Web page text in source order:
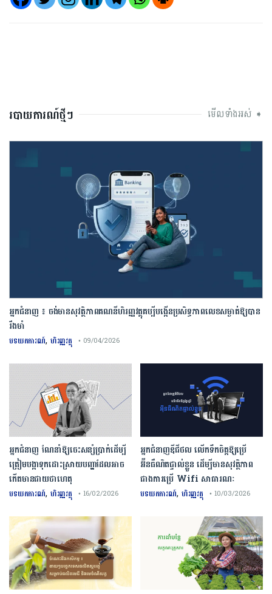
របាយការណ៍ថ្មីៗ មើលទាំងអស់ ➧
អ្នកជំនាញ ៖ ចង់មានសុវត្ថិភាពគណនីហិរញ្ញវត្ថុគប្បីបង្កើនប្រសិទ្ធភាពលេខសម្ងាត់ឱ្យបាន
រឹងមាំ
បទយកការណ៍, ហិរញ្ញវត្ថុ • 09/04/2026
អ្នកជំនាញឌីជីថល លើកទឹកចិត្តឱ្យប្រើ
អ៊ីនធឺណិតផ្ទាល់ខ្លួន ដើម្បីមានសុវត្ថិភាព
ជាងការប្រើ Wifi​ សាធារណៈ
បទយកការណ៍, ហិរញ្ញវត្ថុ • 10/03/2026
អ្នកជំនាញ ណែនាំឱ្យចេះសន្សំប្រាក់ដើម្បី
ត្រៀមបង្កាទុកដោះស្រាយបញ្ហាដែលអាច
កើតមានជាយថាហេតុ
បទយកការណ៍, ហិរញ្ញវត្ថុ • 16/02/2026